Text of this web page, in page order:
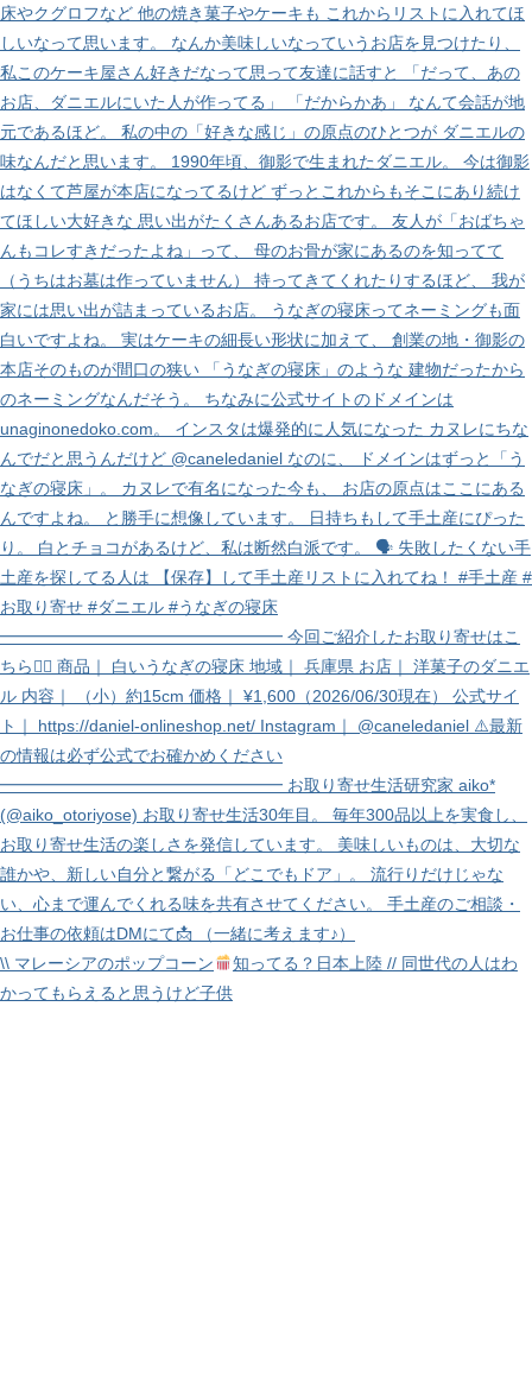
\\ マレーシアのポップコーン
知ってる？日本上陸 // 同世代の人はわ
かってもらえると思うけど子供